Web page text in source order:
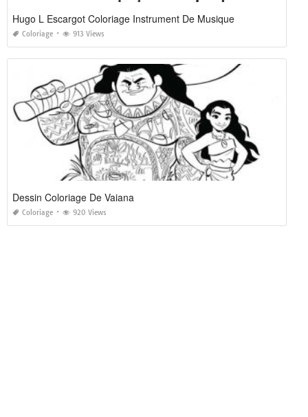
Hugo L Escargot Coloriage Instrument De Musique
Coloriage 913 Views
Dessin Coloriage De Vaiana
Coloriage 920 Views